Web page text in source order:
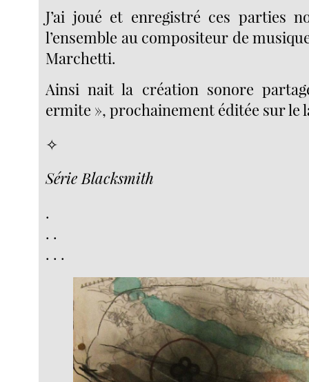
J’ai joué et enregistré ces parties
l’ensemble au compositeur de
Marchetti.
Ainsi nait la création sonore
ermite », prochainement éditée sur le
✧
Série Blacksmith
.
. .
. . .